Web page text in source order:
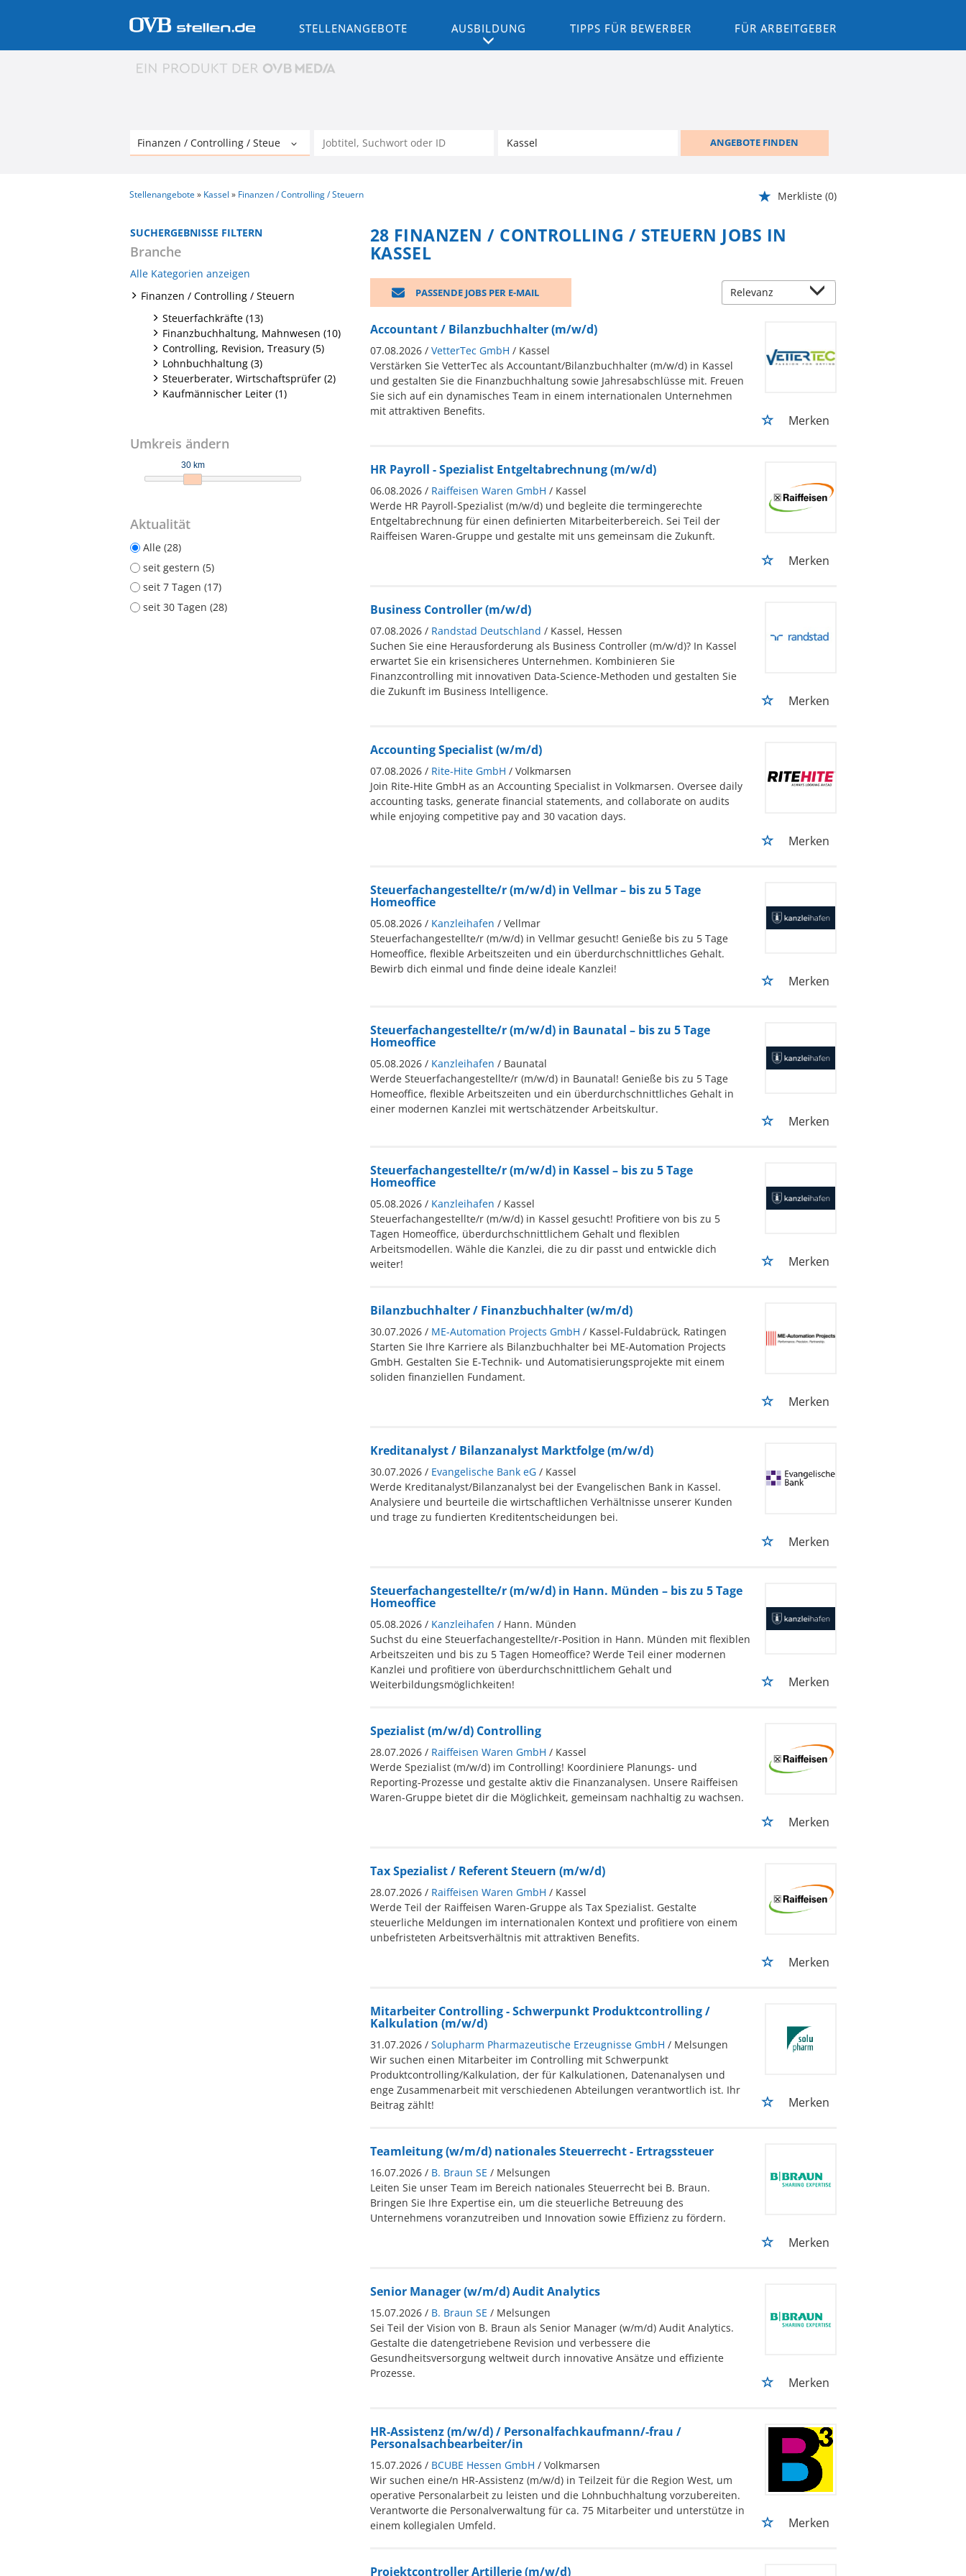
STELLENANGEBOTE AUSBILDUNG TIPPS FÜR BEWERBER FÜR ARBEITGEBER
ANGEBOTE FINDEN
Stellenangebote Kassel Finanzen / Controlling / Steuern Merkliste (0)
SUCHERGEBNISSE FILTERN
Branche
Alle Kategorien anzeigen
Finanzen / Controlling / Steuern
Steuerfachkräfte (13)
Finanzbuchhaltung, Mahnwesen (10)
Controlling, Revision, Treasury (5)
Lohnbuchhaltung (3)
Steuerberater, Wirtschaftsprüfer (2)
Kaufmännischer Leiter (1)
Umkreis ändern
30 km
Aktualität
Alle (28)
seit gestern (5)
seit 7 Tagen (17)
seit 30 Tagen (28)
28 FINANZEN / CONTROLLING / STEUERN JOBS IN
KASSEL
PASSENDE JOBS PER E-MAIL
Accountant / Bilanzbuchhalter (m/w/d)
07.08.2026 / VetterTec GmbH / Kassel
Verstärken Sie VetterTec als Accountant/Bilanzbuchhalter (m/w/d) in Kassel
und gestalten Sie die Finanzbuchhaltung sowie Jahresabschlüsse mit. Freuen
Sie sich auf ein dynamisches Team in einem internationalen Unternehmen
mit attraktiven Benefits.
Merken
HR Payroll - Spezialist Entgeltabrechnung (m/w/d)
06.08.2026 / Raiffeisen Waren GmbH / Kassel
Werde HR Payroll-Spezialist (m/w/d) und begleite die termingerechte
Entgeltabrechnung für einen definierten Mitarbeiterbereich. Sei Teil der
Raiffeisen Waren-Gruppe und gestalte mit uns gemeinsam die Zukunft.
Merken
Business Controller (m/w/d)
07.08.2026 / Randstad Deutschland / Kassel, Hessen
Suchen Sie eine Herausforderung als Business Controller (m/w/d)? In Kassel
erwartet Sie ein krisensicheres Unternehmen. Kombinieren Sie
Finanzcontrolling mit innovativen Data-Science-Methoden und gestalten Sie
die Zukunft im Business Intelligence.
Merken
Accounting Specialist (w/m/d)
07.08.2026 / Rite-Hite GmbH / Volkmarsen
Join Rite-Hite GmbH as an Accounting Specialist in Volkmarsen. Oversee daily
accounting tasks, generate financial statements, and collaborate on audits
while enjoying competitive pay and 30 vacation days.
Merken
Steuerfachangestellte/r (m/w/d) in Vellmar – bis zu 5 Tage
Homeoffice
05.08.2026 / Kanzleihafen / Vellmar
Steuerfachangestellte/r (m/w/d) in Vellmar gesucht! Genieße bis zu 5 Tage
Homeoffice, flexible Arbeitszeiten und ein überdurchschnittliches Gehalt.
Bewirb dich einmal und finde deine ideale Kanzlei!
Merken
Steuerfachangestellte/r (m/w/d) in Baunatal – bis zu 5 Tage
Homeoffice
05.08.2026 / Kanzleihafen / Baunatal
Werde Steuerfachangestellte/r (m/w/d) in Baunatal! Genieße bis zu 5 Tage
Homeoffice, flexible Arbeitszeiten und ein überdurchschnittliches Gehalt in
einer modernen Kanzlei mit wertschätzender Arbeitskultur.
Merken
Steuerfachangestellte/r (m/w/d) in Kassel – bis zu 5 Tage
Homeoffice
05.08.2026 / Kanzleihafen / Kassel
Steuerfachangestellte/r (m/w/d) in Kassel gesucht! Profitiere von bis zu 5
Tagen Homeoffice, überdurchschnittlichem Gehalt und flexiblen
Arbeitsmodellen. Wähle die Kanzlei, die zu dir passt und entwickle dich
weiter!
Merken
Bilanzbuchhalter / Finanzbuchhalter (w/m/d)
30.07.2026 / ME-Automation Projects GmbH / Kassel-Fuldabrück, Ratingen
Starten Sie Ihre Karriere als Bilanzbuchhalter bei ME-Automation Projects
GmbH. Gestalten Sie E-Technik- und Automatisierungsprojekte mit einem
soliden finanziellen Fundament.
Merken
Kreditanalyst / Bilanzanalyst Marktfolge (m/w/d)
30.07.2026 / Evangelische Bank eG / Kassel
Werde Kreditanalyst/Bilanzanalyst bei der Evangelischen Bank in Kassel.
Analysiere und beurteile die wirtschaftlichen Verhältnisse unserer Kunden
und trage zu fundierten Kreditentscheidungen bei.
Merken
Steuerfachangestellte/r (m/w/d) in Hann. Münden – bis zu 5 Tage
Homeoffice
05.08.2026 / Kanzleihafen / Hann. Münden
Suchst du eine Steuerfachangestellte/r-Position in Hann. Münden mit flexiblen
Arbeitszeiten und bis zu 5 Tagen Homeoffice? Werde Teil einer modernen
Kanzlei und profitiere von überdurchschnittlichem Gehalt und
Weiterbildungsmöglichkeiten!
Merken
Spezialist (m/w/d) Controlling
28.07.2026 / Raiffeisen Waren GmbH / Kassel
Werde Spezialist (m/w/d) im Controlling! Koordiniere Planungs- und
Reporting-Prozesse und gestalte aktiv die Finanzanalysen. Unsere Raiffeisen
Waren-Gruppe bietet dir die Möglichkeit, gemeinsam nachhaltig zu wachsen.
Merken
Tax Spezialist / Referent Steuern (m/w/d)
28.07.2026 / Raiffeisen Waren GmbH / Kassel
Werde Teil der Raiffeisen Waren-Gruppe als Tax Spezialist. Gestalte
steuerliche Meldungen im internationalen Kontext und profitiere von einem
unbefristeten Arbeitsverhältnis mit attraktiven Benefits.
Merken
Mitarbeiter Controlling - Schwerpunkt Produktcontrolling /
Kalkulation (m/w/d)
31.07.2026 / Solupharm Pharmazeutische Erzeugnisse GmbH / Melsungen
Wir suchen einen Mitarbeiter im Controlling mit Schwerpunkt
Produktcontrolling/Kalkulation, der für Kalkulationen, Datenanalysen und
enge Zusammenarbeit mit verschiedenen Abteilungen verantwortlich ist. Ihr
Beitrag zählt!
Merken
Teamleitung (w/m/d) nationales Steuerrecht - Ertragssteuer
16.07.2026 / B. Braun SE / Melsungen
Leiten Sie unser Team im Bereich nationales Steuerrecht bei B. Braun.
Bringen Sie Ihre Expertise ein, um die steuerliche Betreuung des
Unternehmens voranzutreiben und Innovation sowie Effizienz zu fördern.
Merken
Senior Manager (w/m/d) Audit Analytics
15.07.2026 / B. Braun SE / Melsungen
Sei Teil der Vision von B. Braun als Senior Manager (w/m/d) Audit Analytics.
Gestalte die datengetriebene Revision und verbessere die
Gesundheitsversorgung weltweit durch innovative Ansätze und effiziente
Prozesse.
Merken
HR-Assistenz (m/w/d) / Personalfachkaufmann/-frau /
Personalsachbearbeiter/in
15.07.2026 / BCUBE Hessen GmbH / Volkmarsen
Wir suchen eine/n HR-Assistenz (m/w/d) in Teilzeit für die Region West, um
operative Personalarbeit zu leisten und die Lohnbuchhaltung vorzubereiten.
Verantworte die Personalverwaltung für ca. 75 Mitarbeiter und unterstütze in
einem kollegialen Umfeld.
Merken
Projektcontroller Artillerie (m/w/d)